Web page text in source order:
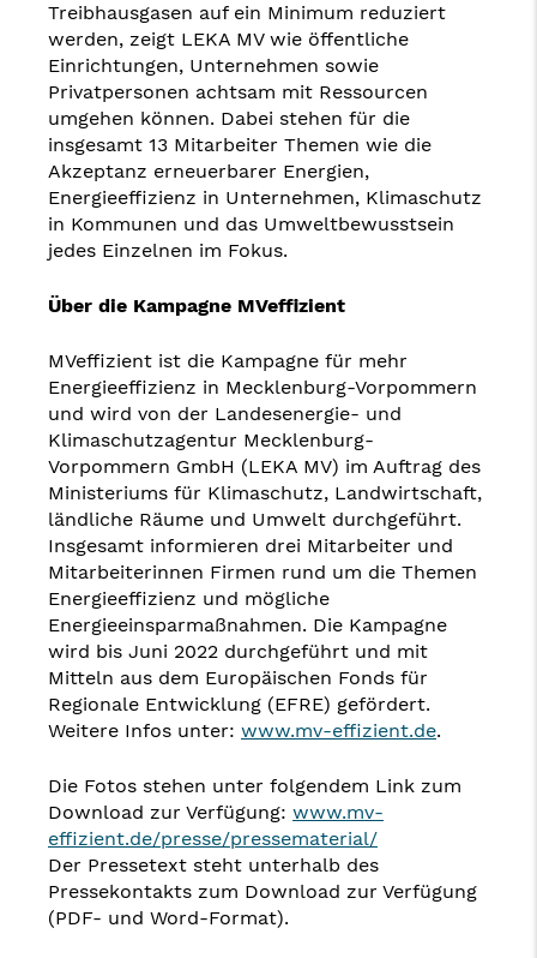
Treibhausgasen auf ein Minimum reduziert
werden, zeigt LEKA MV wie öffentliche
Einrichtungen, Unternehmen sowie
Privatpersonen achtsam mit Ressourcen
umgehen können. Dabei stehen für die
insgesamt 13 Mitarbeiter Themen wie die
Akzeptanz erneuerbarer Energien,
Energieeffizienz in Unternehmen, Klimaschutz
in Kommunen und das Umweltbewusstsein
jedes Einzelnen im Fokus.
Über die Kampagne MVeffizient
MVeffizient ist die Kampagne für mehr
Energieeffizienz in Mecklenburg-Vorpommern
und wird von der Landesenergie- und
Klimaschutzagentur Mecklenburg-
Vorpommern GmbH (LEKA MV) im Auftrag des
Ministeriums für Klimaschutz, Landwirtschaft,
ländliche Räume und Umwelt durchgeführt.
Insgesamt informieren drei Mitarbeiter und
Mitarbeiterinnen Firmen rund um die Themen
Energieeffizienz und mögliche
Energieeinsparmaßnahmen. Die Kampagne
wird bis Juni 2022 durchgeführt und mit
Mitteln aus dem Europäischen Fonds für
Regionale Entwicklung (EFRE) gefördert.
Weitere Infos unter: www.mv-effizient.de.
Die Fotos stehen unter folgendem Link zum
Download zur Verfügung: www.mv-
effizient.de/presse/pressematerial/
Der Pressetext steht unterhalb des
Pressekontakts zum Download zur Verfügung
(PDF- und Word-Format).